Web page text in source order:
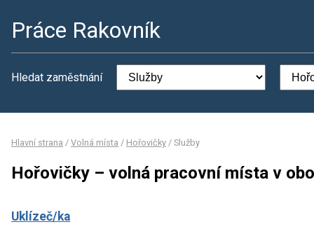
Práce Rakovník
Hledat zaměstnání
Hlavní strana / Volná místa / Hořovičky / Služby
Hořovičky – volná pracovní místa v
Uklízeč/ka